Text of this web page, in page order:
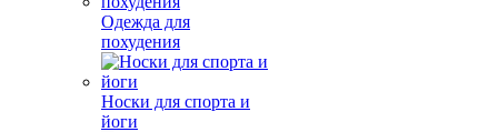
Одежда для
похудения
Носки для спорта и
йоги